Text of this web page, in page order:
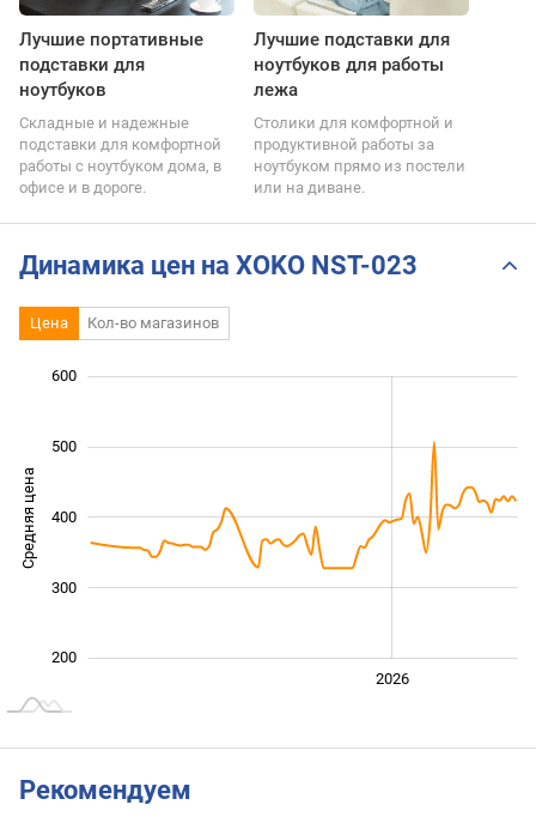
Лучшие портативные
подставки для
ноутбуков
Складные и надежные
подставки для комфортной
работы с ноутбуком дома, в
офисе и в дороге.
Лучшие подставки для
ноутбуков для работы
лежа
Столики для комфортной и
продуктивной работы за
ноутбуком прямо из постели
или на диване.
Динамика цен на XOKO NST-023
Цена Кол-во магазинов
Средняя цена 200
200
300
400
500
600
2026
Рекомендуем